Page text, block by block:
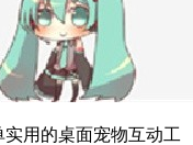
实用的桌面宠物互动工